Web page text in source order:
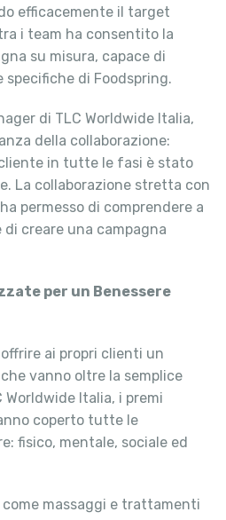
efficacemente il target
i team ha consentito la
su misura, capace di
specifiche di Foodspring.
di TLC Worldwide Italia,
della collaborazione:
in tutte le fasi è stato
La collaborazione stretta con
permesso di comprendere a
creare una campagna
per un Benessere
ai propri clienti un
vanno oltre la semplice
Italia, i premi
coperto tutte le
fisico, mentale, sociale ed
come massaggi e trattamenti